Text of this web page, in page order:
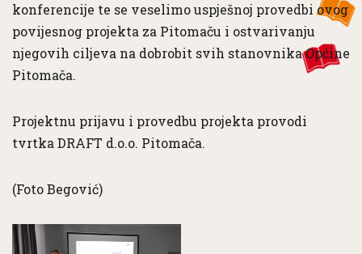
konferencije te se veselimo uspješnoj provedbi ovog
povijesnog projekta za Pitomaču i ostvarivanju
njegovih ciljeva na dobrobit svih stanovnika Općine
Pitomača.
Projektnu prijavu i provedbu projekta provodi
tvrtka DRAFT d.o.o. Pitomača.
(Foto Begović)